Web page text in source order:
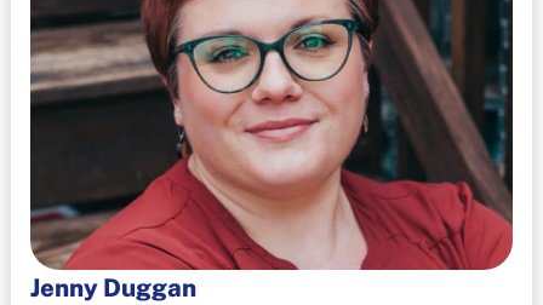
Jenny Duggan